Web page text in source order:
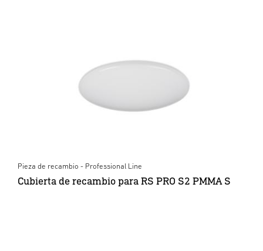
Pieza de recambio - Professional Line
Cubierta de recambio para RS PRO S2 PMMA S